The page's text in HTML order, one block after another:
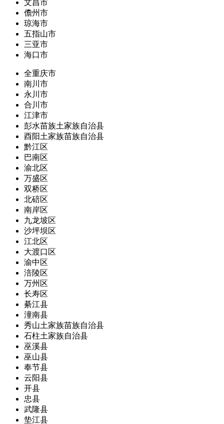
文昌市
儋州市
琼海市
五指山市
三亚市
海口市
全重庆市
南川市
永川市
合川市
江津市
彭水苗族土家族自治县
酉阳土家族苗族自治县
黔江区
巴南区
渝北区
万盛区
双桥区
北碚区
南岸区
九龙坡区
沙坪坝区
江北区
大渡口区
渝中区
涪陵区
万州区
长寿区
綦江县
潼南县
秀山土家族苗族自治县
石柱土家族自治县
巫溪县
巫山县
奉节县
云阳县
开县
忠县
武隆县
垫江县